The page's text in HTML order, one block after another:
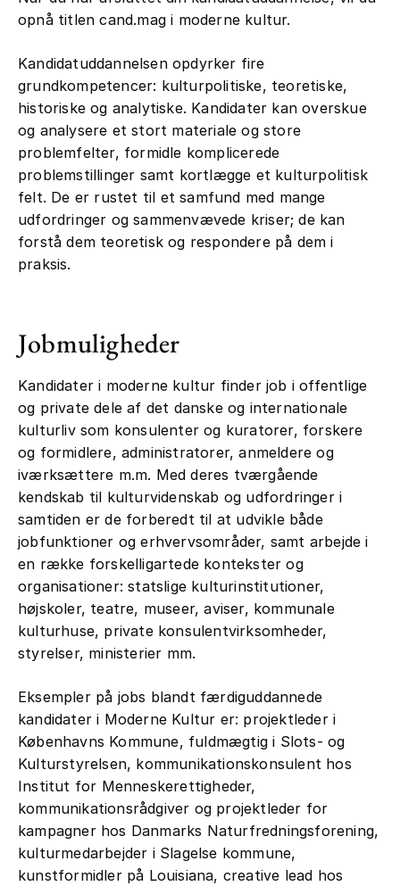
opnå titlen cand.mag i moderne kultur.
Kandidatuddannelsen opdyrker fire
grundkompetencer: kulturpolitiske, teoretiske,
historiske og analytiske. Kandidater kan overskue
og analysere et stort materiale og store
problemfelter, formidle komplicerede
problemstillinger samt kortlægge et kulturpolitisk
felt. De er rustet til et samfund med mange
udfordringer og sammenvævede kriser; de kan
forstå dem teoretisk og respondere på dem i
praksis.
Jobmuligheder
Kandidater i moderne kultur finder job i offentlige
og private dele af det danske og internationale
kulturliv som konsulenter og kuratorer, forskere
og formidlere, administratorer, anmeldere og
iværksættere m.m. Med deres tværgående
kendskab til kulturvidenskab og udfordringer i
samtiden er de forberedt til at udvikle både
jobfunktioner og erhvervsområder, samt arbejde i
en række forskelligartede kontekster og
organisationer: statslige kulturinstitutioner,
højskoler, teatre, museer, aviser, kommunale
kulturhuse, private konsulentvirksomheder,
styrelser, ministerier mm.
Eksempler på jobs blandt færdiguddannede
kandidater i Moderne Kultur er: projektleder i
Københavns Kommune, fuldmægtig i Slots- og
Kulturstyrelsen, kommunikationskonsulent hos
Institut for Menneskerettigheder,
kommunikationsrådgiver og projektleder for
kampagner hos Danmarks Naturfredningsforening,
kulturmedarbejder i Slagelse kommune,
kunstformidler på Louisiana, creative lead hos